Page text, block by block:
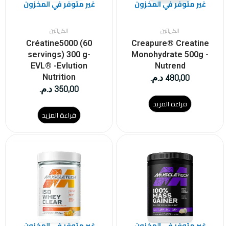
غير متوفر في المخزون
الكرياتين
Creapure® Creatine
Monohydrate 500g -
Nutrend
480,00 د.م.
قراءة المزيد
غير متوفر في المخزون
الكرياتين
Créatine5000 (60
servings) 300 g-
EVL® -Evlution
Nutrition
350,00د.م.
قراءة المزيد